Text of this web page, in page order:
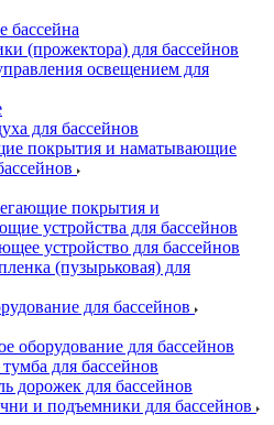
бассейна
(прожектора) для бассейнов
освещением для
для бассейнов
покрытия и наматывающие
покрытия и
устройства для бассейнов
устройство для бассейнов
(пузырьковая) для
для бассейнов
оборудование для бассейнов
для бассейнов
дорожек для бассейнов
и подъемники для бассейнов